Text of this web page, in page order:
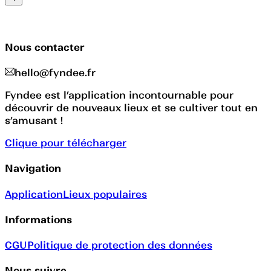
Nous contacter
hello@fyndee.fr
Fyndee est l’application incontournable pour
découvrir de nouveaux lieux et se cultiver tout en
s’amusant !
Clique pour télécharger
Navigation
ApplicationLieux populaires
Informations
CGUPolitique de protection des données